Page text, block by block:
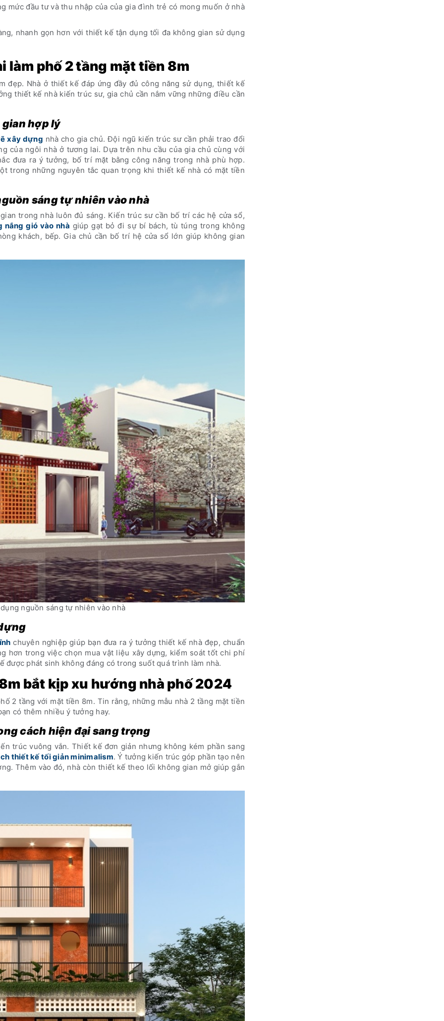
mức đầu tư và thu nhập của của gia đình trẻ có mong muốn ở nhà
nhanh gọn hơn với thiết kế tận dụng tối đa không gian sử dụng
làm phố 2 tầng mặt tiền 8m
đẹp. Nhà ở thiết kế đáp ứng đầy đủ công năng sử dụng, thiết kế
thiết kế nhà kiến trúc sư, gia chủ cần nắm vững những điều cần
hợp lý
xây dựng nhà cho gia chủ. Đội ngũ kiến trúc sư cần phải trao đổi
của ngôi nhà ở tương lai. Dựa trên nhu cầu của gia chủ cùng với
đưa ra ý tưởng, bố trí mặt bằng công năng trong nhà phù hợp.
trong những nguyên tắc quan trọng khi thiết kế nhà có mặt tiền
sáng tự nhiên vào nhà
trong nhà luôn đủ sáng. Kiến trúc sư cần bố trí các hệ cửa sổ,
nắng gió vào nhà giúp gạt bỏ đi sự bí bách, tù túng trong không
khách, bếp. Gia chủ cần bố trí hệ cửa sổ lớn giúp không gian
nguồn sáng tự nhiên vào nhà
chuyên nghiệp giúp bạn đưa ra ý tưởng thiết kế nhà đẹp, chuẩn
hơn trong việc chọn mua vật liệu xây dựng, kiểm soát tốt chi phí
được phát sinh không đáng có trong suốt quá trình làm nhà.
bắt kịp xu hướng nhà phố 2024
2 tầng với mặt tiền 8m. Tin rằng, những mẫu nhà 2 tầng mặt tiền
có thêm nhiều ý tưởng hay.
cách hiện đại sang trọng
trúc vuông vắn. Thiết kế đơn giản nhưng không kém phần sang
thiết kế tối giản minimalism. Ý tưởng kiến trúc góp phần tạo nên
Thêm vào đó, nhà còn thiết kế theo lối không gian mở giúp gắn